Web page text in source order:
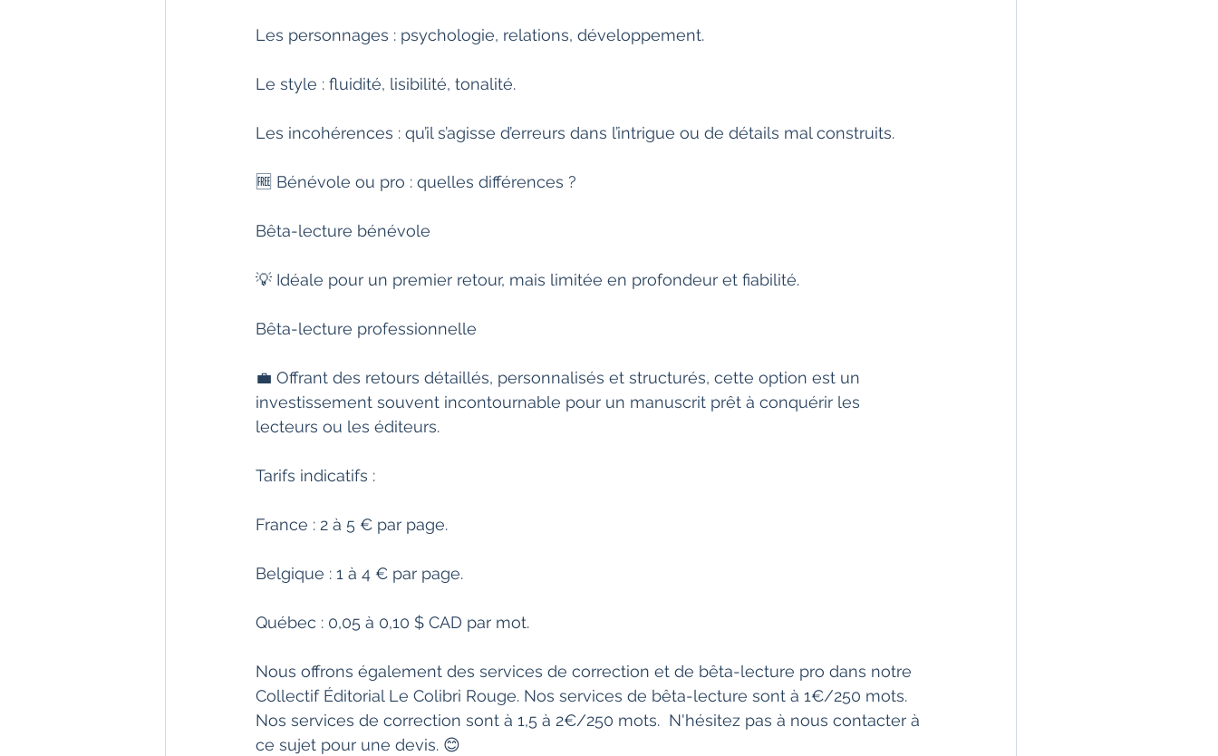
Les personnages : psychologie, relations, développement.
Le style : fluidité, lisibilité, tonalité.
Les incohérences : qu’il s’agisse d’erreurs dans l’intrigue ou de détails mal construits.
🆓 Bénévole ou pro : quelles différences ?
Bêta-lecture bénévole
💡 Idéale pour un premier retour, mais limitée en profondeur et fiabilité.
Bêta-lecture professionnelle
💼 Offrant des retours détaillés, personnalisés et structurés, cette option est un
investissement souvent incontournable pour un manuscrit prêt à conquérir les
lecteurs ou les éditeurs.
Tarifs indicatifs :
France : 2 à 5 € par page.
Belgique : 1 à 4 € par page.
Québec : 0,05 à 0,10 $ CAD par mot.
Nous offrons également des services de correction et de bêta-lecture pro dans notre
Collectif Éditorial Le Colibri Rouge. Nos services de bêta-lecture sont à 1€/250 mots.
Nos services de correction sont à 1,5 à 2€/250 mots.  N'hésitez pas à nous contacter à
ce sujet pour une devis. 😊